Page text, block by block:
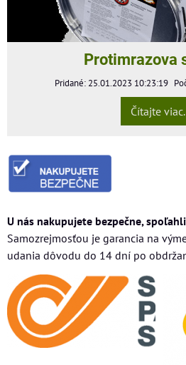
Protimrazova
Pridané: 25.01.2023 10:23:19
Čítajte
U nás nakupujete bezpečne,
Samozrejmosťou je garancia na
udania dôvodu do 14 dní po